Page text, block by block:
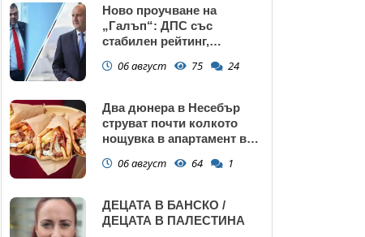
Ново проучване на
„Галъп“: ДПС със
стабилен рейтинг,
запазва
06 август 75 24
Два дюнера в Несебър
струват почти колкото
нощувка в апартамент в
06 август 64 1
ДЕЦАТА В БАНСКО /
ДЕЦАТА В ПАЛЕСТИНА